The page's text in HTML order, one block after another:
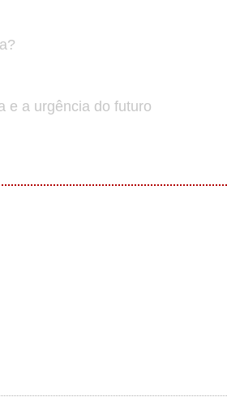
e a urgência do futuro